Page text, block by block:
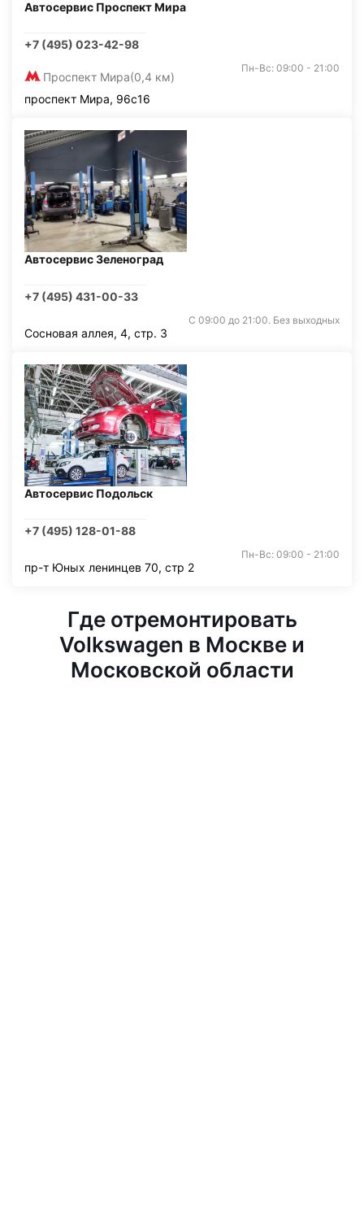
Автосервис Проспект Мира
+7 (495) 023-42-98
Проспект Мира(0,4 км)
Пн-Вс: 09:00 - 21:00
проспект Мира, 96с16
Автосервис Зеленоград
+7 (495) 431-00-33
С 09:00 до 21:00. Без выходных
Сосновая аллея, 4, стр. 3
Автосервис Подольск
+7 (495) 128-01-88
Пн-Вс: 09:00 - 21:00
пр-т Юных ленинцев 70, стр 2
Где отремонтировать
Volkswagen в Москве и
Московской области